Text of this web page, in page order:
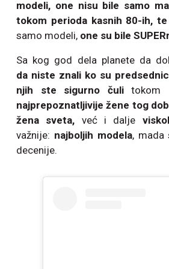
modeli, one nisu bile samo
tokom perioda kasnih 80-ih,
samo modeli, one su bile
Sa kog god dela planete da
da niste znali ko su
njih ste sigurno čulitokom
najprepoznatljivije žene tog
žena sveta, već i dalje
važnije: najboljih modela, mada
decenije.